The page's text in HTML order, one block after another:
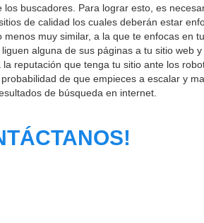
buscadores. Para lograr esto, es
de calidad los cuales deberán estar
muy similar, a la que te enfocas en
alguna de sus páginas a tu sitio web y
reputación que tenga tu sitio ante los
de que empieces a escalar y
de búsqueda en internet.